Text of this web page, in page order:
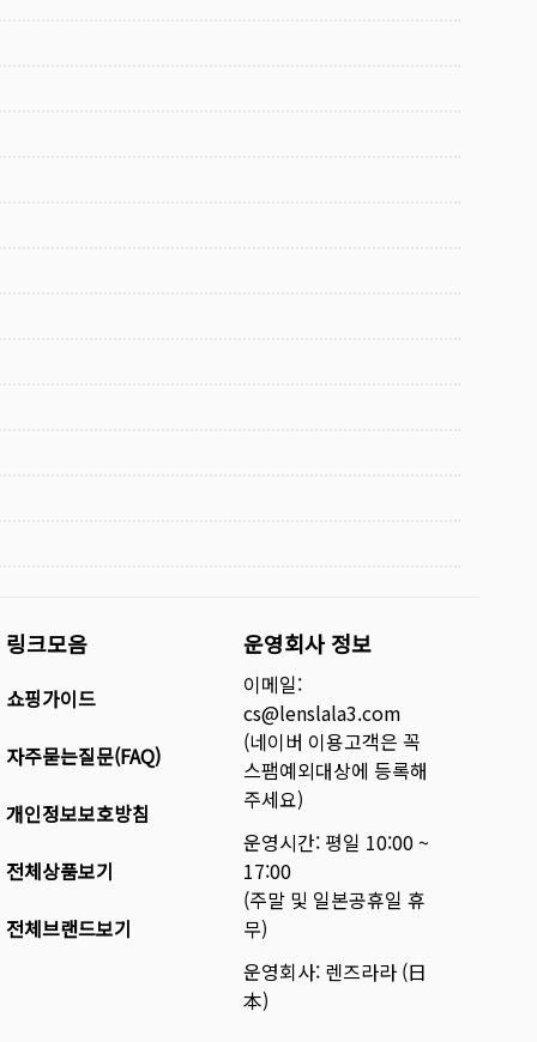
링크모음
쇼핑가이드
자주묻는질문(FAQ)
개인정보보호방침
전체상품보기
전체브랜드보기
운영회사 정보
이메일:
cs@lenslala3.com
(네이버 이용고객은 꼭
스팸예외대상에 등록해
주세요)
운영시간: 평일 10:00 ~
17:00
(주말 및 일본공휴일 휴
무)
운영회사: 렌즈라라 (日
本)